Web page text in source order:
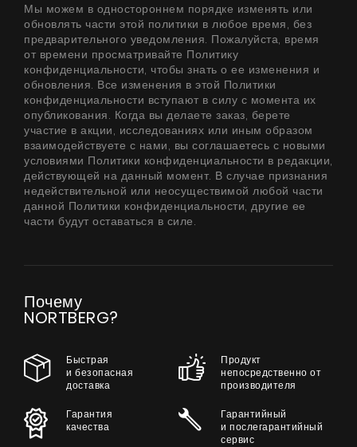
Мы можем в одностороннем порядке изменять или
обновлять части этой политики в любое время, без
предварительного уведомления. Пожалуйста, время
от времени просматривайте Политику
конфиденциальности, чтобы знать о ее изменения и
обновления. Все изменения в этой Политики
конфиденциальности вступают в силу с момента их
опубликования. Когда вы делаете заказ, берете
участие в акции, исследованиях или иным образом
взаимодействуете с нами, вы соглашаетесь с новыми
условиями Политики конфиденциальности в редакции,
действующей на данный момент. В случае признания
недействительной или неосуществимой любой части
данной Политики конфиденциальности, другие ее
части будут оставаться в силе.
Почему
NORTBERG?
Быстрая
и безопасная
доставка
Продукт
непосредственно от
производителя
Гарантия
качества
Гарантийный
и послегарантийный
сервис